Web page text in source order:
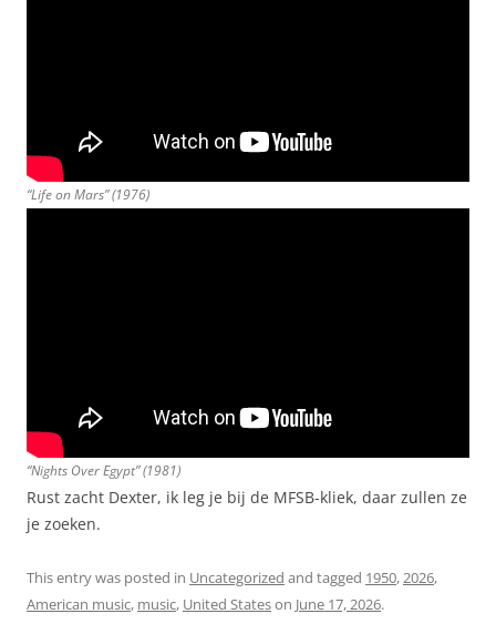
“Life on Mars” (1976)
“Nights Over Egypt” (1981)
Rust zacht Dexter, ik leg je bij de MFSB-kliek, daar zullen ze
je zoeken.
This entry was posted in Uncategorized and tagged 1950,2026,
American music, music, United Stateson June 17, 2026.